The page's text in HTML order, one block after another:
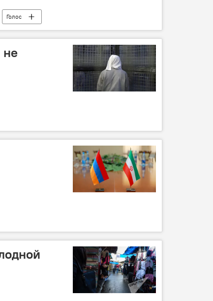
Голос
не
сотрудничество